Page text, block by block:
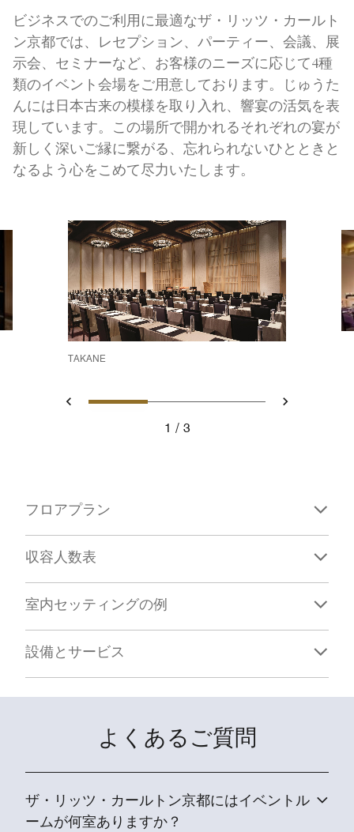
ビジネスでのご利用に最適なザ・リッツ・カールト
ン京都では、レセプション、パーティー、会議、展
示会、セミナーなど、お客様のニーズに応じて4種
類のイベント会場をご用意しております。じゅうた
んには日本古来の模様を取り入れ、響宴の活気を表
現しています。この場所で開かれるそれぞれの宴が
新しく深いご縁に繋がる、忘れられないひとときと
なるよう心をこめて尽力いたします。
TAKANE
戻るスライド 1 - TAKANE
スライド 2 - Long
スライド 3 -
次へ
1
3
フロアプラン
収容人数表
室内セッティングの例
設備とサービス
よくあるご質問
ザ・リッツ・カールトン京都にはイベントル
ームが何室ありますか？